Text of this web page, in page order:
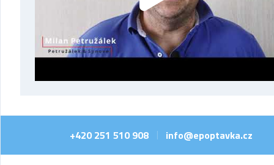
+420 251 510 908 info@epoptavka.cz